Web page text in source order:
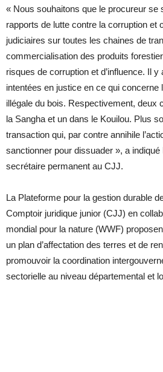
« Nous souhaitons que le procureur se
rapports de lutte contre la corruption et
judiciaires sur toutes les chaines de
commercialisation des produits
risques de corruption et d’influence. Il y
intentées en justice en ce qui concerne
illégale du bois. Respectivement, deux
la Sangha et un dans le Kouilou. Plus
transaction qui, par contre annihile
sanctionner pour dissuader », a indiqué
secrétaire permanent au CJJ.
La Plateforme pour la gestion durable
Comptoir juridique junior (CJJ) en
mondial pour la nature (WWF)
un plan d’affectation des terres et de
promouvoir la coordination
sectorielle au niveau départemental et